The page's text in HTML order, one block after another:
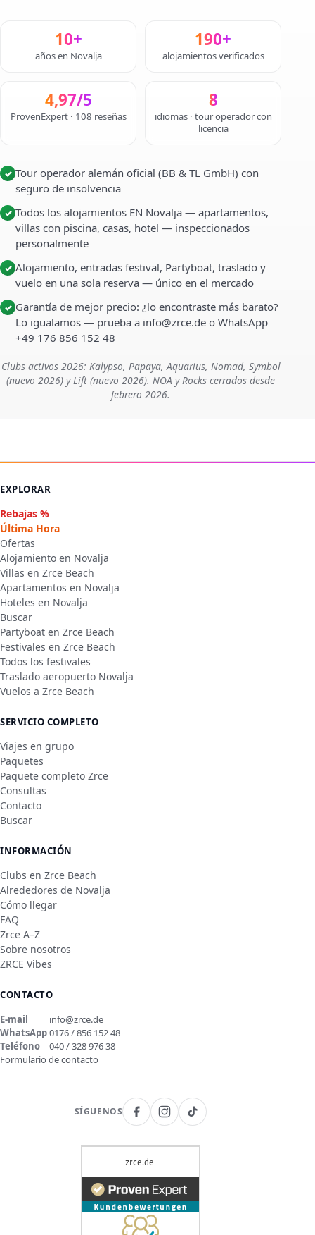
10+
años en Novalja
190+
alojamientos verificados
4,97/5
ProvenExpert · 108 reseñas
8
idiomas · tour operador con
licencia
✓ Tour operador alemán oficial (BB & TL GmbH) con
seguro de insolvencia
✓ Todos los alojamientos EN Novalja — apartamentos,
villas con piscina, casas, hotel — inspeccionados
personalmente
✓ Alojamiento, entradas festival, Partyboat, traslado y
vuelo en una sola reserva — único en el mercado
✓ Garantía de mejor precio: ¿lo encontraste más barato?
Lo igualamos — prueba a info@zrce.de o WhatsApp
+49 176 856 152 48
Clubs activos 2026: Kalypso, Papaya, Aquarius, Nomad, Symbol
(nuevo 2026) y Lift (nuevo 2026). NOA y Rocks cerrados desde
febrero 2026.
EXPLORAR
Rebajas %
Última Hora
Ofertas
Alojamiento en Novalja
Villas en Zrce Beach
Apartamentos en Novalja
Hoteles en Novalja
Buscar
Partyboat en Zrce Beach
Festivales en Zrce Beach
Todos los festivales
Traslado aeropuerto Novalja
Vuelos a Zrce Beach
SERVICIO COMPLETO
Viajes en grupo
Paquetes
Paquete completo Zrce
Consultas
Contacto
Buscar
INFORMACIÓN
Clubs en Zrce Beach
Alrededores de Novalja
Cómo llegar
FAQ
Zrce A–Z
Sobre nosotros
ZRCE Vibes
CONTACTO
E-mail
info@zrce.de
WhatsApp0176 / 856 152 48
Teléfono
040 / 328 976 38
Formulario de contacto
SÍGUENOS